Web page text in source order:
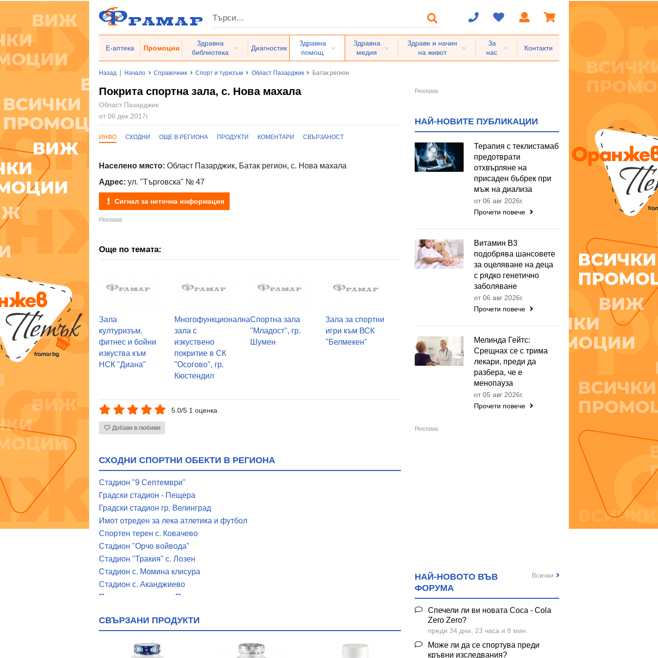
Е-аптека Промоции
Здравна
библиотека
Диагностик
Здравна
помощ
Здравна
медия
Здраве и начин
на живот
За
нас
Контакти
Назад | Начало Справочник Спорт и туризъм Област Пазарджик Батак регион
Покрита спортна зала, с. Нова махала
Област Пазарджик
от 06 дек 2017г.
ИНФО СХОДНИ ОЩЕ В РЕГИОНА ПРОДУКТИ КОМЕНТАРИ СВЪРЗАНОСТ
Населено място: Област Пазарджик, Батак регион, с. Нова махала
Адрес: ул. "Търговска" № 47
Сигнал за неточна информация
Още по темата:
Зала
културизъм,
фитнес и бойни
изкуства към
НСК "Диана"
Многофункционална
зала с
изкуствено
покритие в СК
"Осогово", гр.
Кюстендил
Спортна зала
"Младост", гр.
Шумен
3ала за спортни
игри към ВСК
"Белмекен"
5.0/5 1 оценка
Добави в любими
СХОДНИ СПОРТНИ ОБЕКТИ В РЕГИОНА
Стадион "9 Септември"
Градски стадион - Пещера
Градски стадион гр. Велинград
Имот отреден за лека атлетика и футбол
Спортен терен с. Ковачево
Стадион "Орчо войвода"
Стадион "Тракия" с. Лозен
Стадион с. Момина клисура
Стадион с. Аканджиево
Плувен комплекс гр. Пазарджик
Спортен комплекс "Локомотив"
Работнически спортен комплекс
СВЪРЗАНИ ПРОДУКТИ
НАЙ-НОВИТЕ ПУБЛИКАЦИИ
Терапия с теклистамаб
предотврати
отхвърляне на
присаден бъбрек при
мъж на диализа
от 06 авг 2026г.
Прочети повече
Витамин B3
подобрява шансовете
за оцеляване на деца
с рядко генетично
заболяване
от 06 авг 2026г.
Прочети повече
Мелинда Гейтс:
Срещнах се с трима
лекари, преди да
разбера, че е
менопауза
от 05 авг 2026г.
Прочети повече
НАЙ-НОВОТО ВЪВ
ФОРУМА
Спечели ли ви новата Coca - Cola
Zero Zero?
преди 34 дни, 23 часа и 8 мин.
Може ли да се спортува преди
кръвни изследвания?
Всички